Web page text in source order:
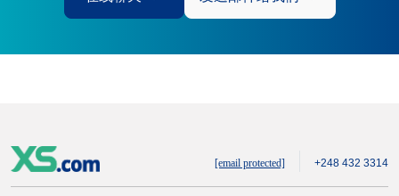
[email protected] +248 432 3314